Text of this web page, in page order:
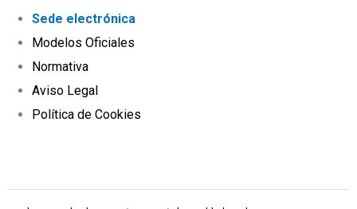
Sede electrónica
Modelos Oficiales
Normativa
Aviso Legal
Política de Cookies